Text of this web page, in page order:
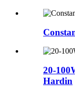
20-
Hardin